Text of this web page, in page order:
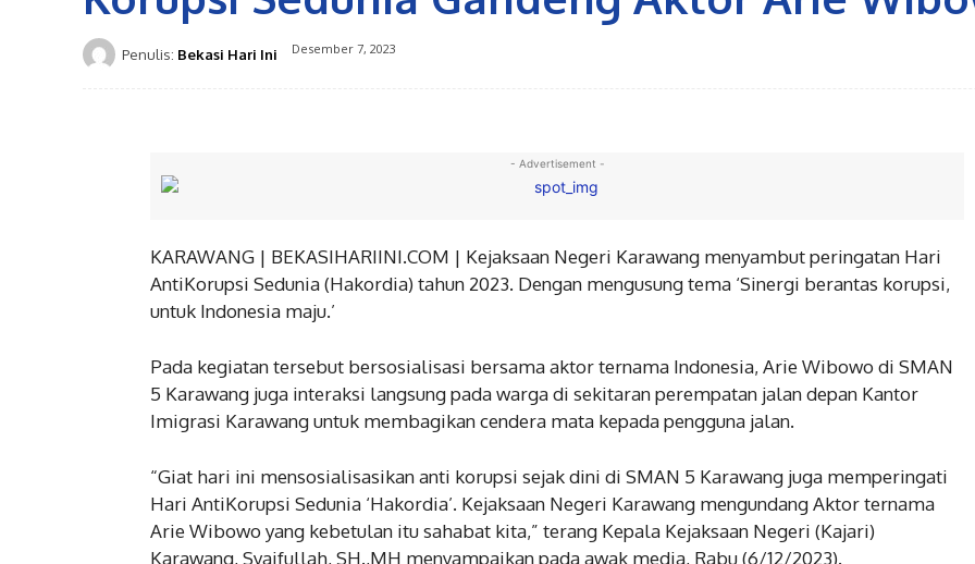
Penulis: Bekasi Hari Ini Desember 7, 2023
- Advertisement -
KARAWANG | BEKASIHARIINI.COM | Kejaksaan Negeri Karawang menyambut peringatan Hari
AntiKorupsi Sedunia (Hakordia) tahun 2023. Dengan mengusung tema ‘Sinergi berantas korupsi,
untuk Indonesia maju.’
Pada kegiatan tersebut bersosialisasi bersama aktor ternama Indonesia, Arie Wibowo di SMAN
5 Karawang juga interaksi langsung pada warga di sekitaran perempatan jalan depan Kantor
Imigrasi Karawang untuk membagikan cendera mata kepada pengguna jalan.
“Giat hari ini mensosialisasikan anti korupsi sejak dini di SMAN 5 Karawang juga memperingati
Hari AntiKorupsi Sedunia ‘Hakordia’. Kejaksaan Negeri Karawang mengundang Aktor ternama
Arie Wibowo yang kebetulan itu sahabat kita,” terang Kepala Kejaksaan Negeri (Kajari)
Karawang, Syaifullah, SH.,MH menyampaikan pada awak media, Rabu (6/12/2023).
BERITA
Jaga Kondusifitas Wilayah,
Kapolsek Pebayuran Cek
Gudang Logistik penyimpanan
Kapolsek Cikarang Selatan,
laksanakan Monitoring
pengamanan Pemilihan Suara